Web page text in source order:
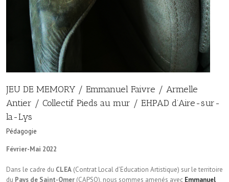
JEU DE MEMORY / Emmanuel Faivre / Armelle
Antier / Collectif Pieds au mur / EHPAD d’Aire-sur-
la-Lys
Pédagogie
Février-Mai 2022
Dans le cadre du CLEA (Contrat Local d’Education Artistique) sur le territoire
du Pays de Saint-Omer (CAPSO), nous sommes amenés avec Emmanuel